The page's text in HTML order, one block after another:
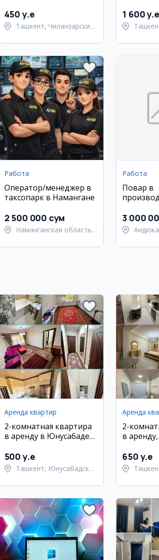
450 y.e
Ташкент, Чиланзарский
с
1 600 y.e
Работа
Оператор/менеджер в
таксопарк в Намангане
2 500 000 сум
Наманганская область,
Работа
Повар в
3 000
Аренда квартир
2-комнатная квартира
в аренду в Юнусабаде
500 y.e
Ташкент, Юнусабадский
Аренда
2-
в
650 y.e